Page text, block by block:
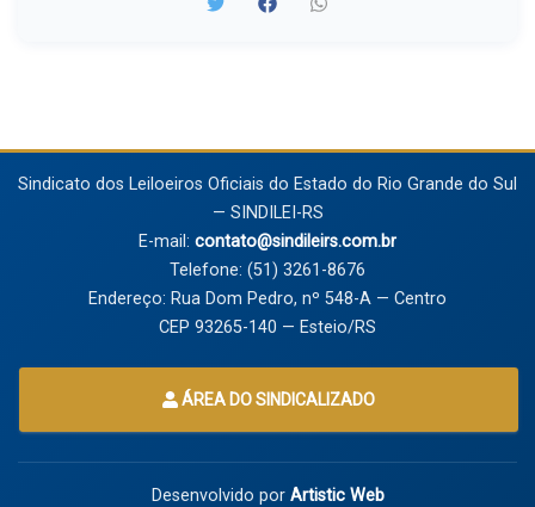
Sindicato dos Leiloeiros Oficiais do Estado do Rio Grande do Sul
— SINDILEI-RS
E-mail: contato@sindileirs.com.br
Telefone: (51) 3261-8676
Endereço: Rua Dom Pedro, nº 548-A — Centro
CEP 93265-140 — Esteio/RS
ÁREA DO SINDICALIZADO
Desenvolvido por Artistic Web